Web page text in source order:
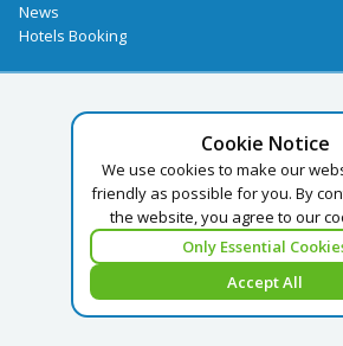
Cookie Notice
We use cookies to make our
friendly as possible for you. By
the website, you agree to our
Only Essential
Accept All
News
Hotels Booking